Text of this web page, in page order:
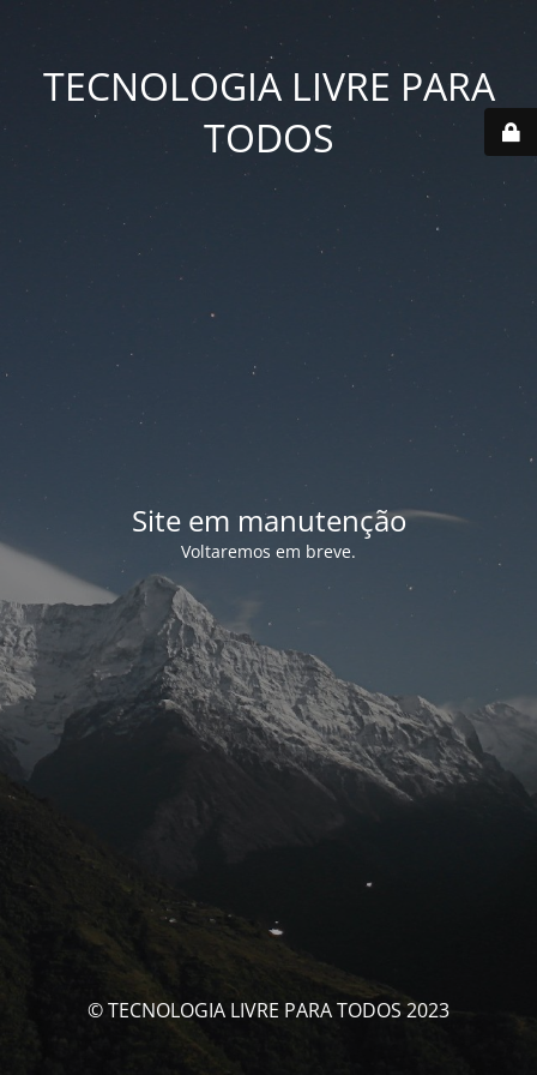
TECNOLOGIA LIVRE PARA
TODOS
Site em manutenção
Voltaremos em breve.
© TECNOLOGIA LIVRE PARA TODOS 2023